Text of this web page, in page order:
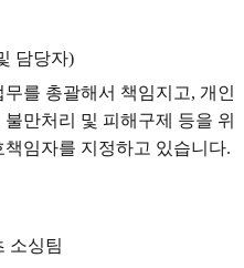
담당자)
를 총괄해서 책임지고, 개인
만처리 및 피해구제 등을 위
임자를 지정하고 있습니다.
소싱팀